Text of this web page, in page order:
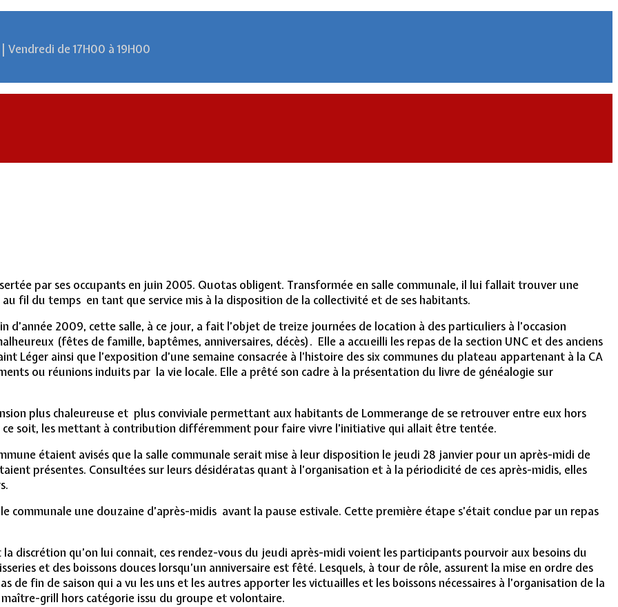
Vendredi de 17H00 à 19H00
par ses occupants en juin 2005. Quotas obligent. Transformée en salle communale, il lui fallait trouver une
fil du temps en tant que service mis à la disposition de la collectivité et de ses habitants.
d’année 2009, cette salle, à ce jour, a fait l’objet de treize journées de location à des particuliers à l’occasion
(fêtes de famille, baptêmes, anniversaires, décès). Elle a accueilli les repas de la section UNC et des anciens
Léger ainsi que l’exposition d’une semaine consacrée à l’histoire des six communes du plateau appartenant à la CA
ou réunions induits par la vie locale. Elle a prêté son cadre à la présentation du livre de généalogie sur
plus chaleureuse et plus conviviale permettant aux habitants de Lommerange de se retrouver entre eux hors
soit, les mettant à contribution différemment pour faire vivre l’initiative qui allait être tentée.
étaient avisés que la salle communale serait mise à leur disposition le jeudi 28 janvier pour un après-midi de
présentes. Consultées sur leurs désidératas quant à l’organisation et à la périodicité de ces après-midis, elles
communale une douzaine d’après-midis avant la pause estivale. Cette première étape s’était conclue par un repas
discrétion qu’on lui connait, ces rendez-vous du jeudi après-midi voient les participants pourvoir aux besoins du
et des boissons douces lorsqu’un anniversaire est fêté. Lesquels, à tour de rôle, assurent la mise en ordre des
fin de saison qui a vu les uns et les autres apporter les victuailles et les boissons nécessaires à l’organisation de la
grill hors catégorie issu du groupe et volontaire.